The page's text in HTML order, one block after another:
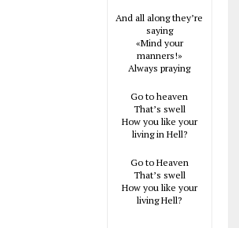
And all along they’re
saying
«Mind your
manners!»
Always praying
Go to heaven
That’s swell
How you like your
living in Hell?
Go to Heaven
That’s swell
How you like your
living Hell?